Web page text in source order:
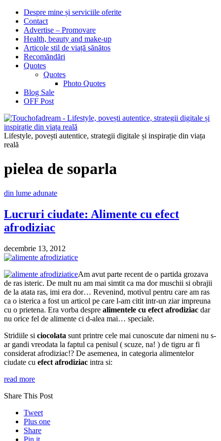
Despre mine și serviciile oferite
Contact
Advertise – Promovare
Health, beauty and make-up
Articole stil de viață sănătos
Recomăndări
Quotes
Quotes
Photo Quotes
Blog Sale
OFF Post
Lifestyle, povești autentice, strategii digitale și inspirație din viața
reală
pielea de soparla
din lume adunate
Lucruri ciudate: Alimente cu efect
afrodiziac
decembrie 13, 2012
Am avut parte recent de o partida grozava
de ras isteric. De mult nu am mai simtit ca ma dor muschii si obrajii
de la atata ras, imi era dor… Revenind, motivul pentru care am ras
ca o isterica a fost un articol pe care l-am citit intr-un ziar impreuna
cu o prietena. Era vorba despre alimentele cu efect afrodiziac dar
nu orice fel de alimente ci d-alea mai… speciale.
Stridiile si ciocolata sunt printre cele mai cunoscute dar nimeni nu s-
ar gandi vreodata la faptul ca penisul ( scuze, na! ) de tigru ar fi
considerat afrodiziac!? De asemenea, in categoria alimentelor
ciudate cu efect afrodiziac intra si:
read more
Share This Post
Tweet
Plus one
Share
Pin it